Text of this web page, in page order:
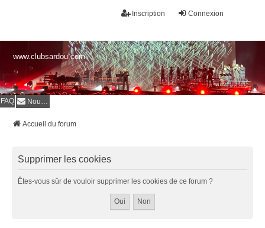
Connexion
Inscription
www.clubsardou.com
FAQ Nous contacter
Accueil du forum
Supprimer les cookies
Êtes-vous sûr de vouloir supprimer les cookies de ce forum ?